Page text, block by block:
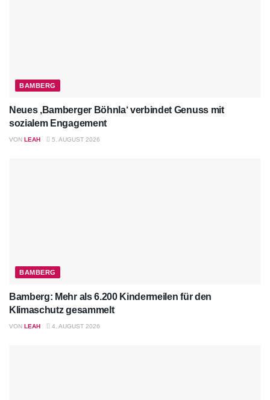
BAMBERG
Neues ‚Bamberger Böhnla‘ verbindet Genuss mit
sozialem Engagement
VON LEAH 5. AUGUST 2026
BAMBERG
Bamberg: Mehr als 6.200 Kindermeilen für den
Klimaschutz gesammelt
VON LEAH 4. AUGUST 2026